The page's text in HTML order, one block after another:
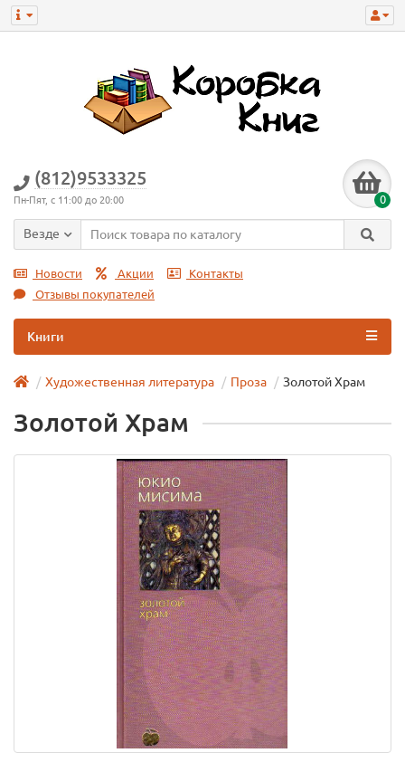
(812)9533325
Пн-Пят, с 11:00 до 20:00 0
Везде
Новости Акции
Контакты
Отзывы покупателей
Книги
Художественная литература Проза Золотой Храм
Золотой Храм